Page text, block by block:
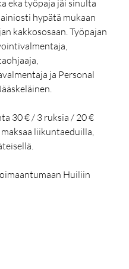
eka työpaja jäi sinulta
hypätä mukaan
kakkososaan. Työpajan
ja Personal
30 € / 3 ruksia / 20 €
liikuntaeduilla,
Huiliin